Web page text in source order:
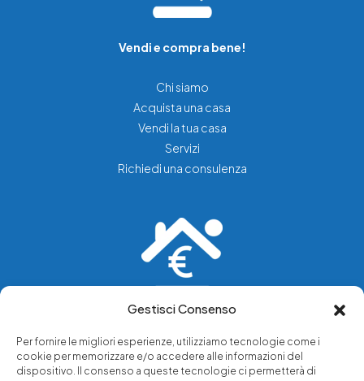
Gestisci Consenso
Per fornire le migliori esperienze, utilizziamo tecnologie come i
cookie per memorizzare e/o accedere alle informazioni del
dispositivo. Il consenso a queste tecnologie ci permetterà di
Vendi e compra bene!
Chi siamo
Acquista una casa
Vendi la tua casa
Servizi
Richiedi una consulenza
Chi siamo